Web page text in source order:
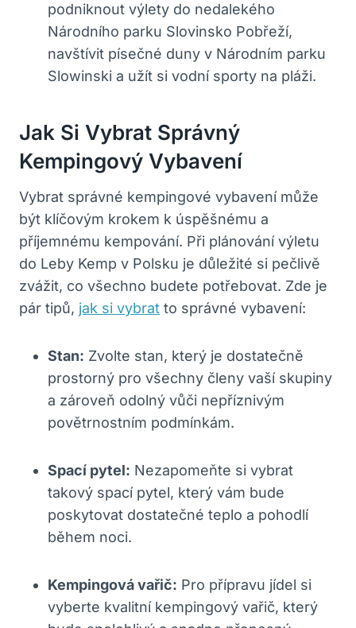
podniknout výlety do nedalekého
Národního parku Slovinsko Pobřeží,
navštívit písečné duny v Národním parku
Slowinski a užít si vodní sporty na pláži.
Jak Si Vybrat Správný
Kempingový Vybavení
Vybrat správné kempingové vybavení může
být klíčovým krokem k úspěšnému a
příjemnému kempování. Při plánování výletu
do Leby Kemp v Polsku je důležité si pečlivě
zvážit, co všechno budete potřebovat. Zde je
pár tipů, jak si vybrat to správné vybavení:
Stan: Zvolte stan, který je dostatečně
prostorný pro všechny členy vaší skupiny
a zároveň odolný vůči nepříznivým
povětrnostním podmínkám.
Spací pytel: Nezapomeňte si vybrat
takový spací pytel, který vám bude
poskytovat dostatečné teplo a pohodlí
během noci.
Kempingová vařič: Pro přípravu jídel si
vyberte kvalitní kempingový vařič, který